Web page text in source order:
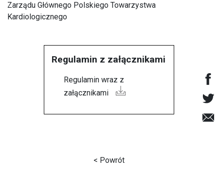
Zarządu Głównego Polskiego Towarzystwa
Kardiologicznego
Regulamin z załącznikami
Regulamin wraz z
załącznikami
< Powrót